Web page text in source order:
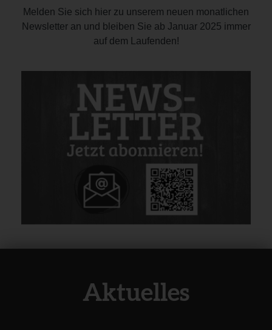
Melden Sie sich hier zu unserem neuen monatlichen
Newsletter an und bleiben Sie ab Januar 2025 immer
auf dem Laufenden!
Aktuelles